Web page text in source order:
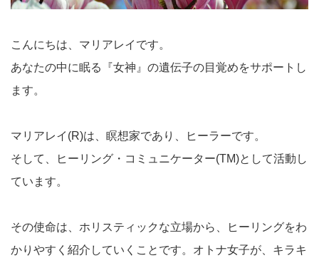
こんにちは、マリアレイです。
あなたの中に眠る『女神』の遺伝子の目覚めをサポートし
ます。
マリアレイ(R)は、瞑想家であり、ヒーラーです。
そして、ヒーリング・コミュニケーター(TM)として活動し
ています。
その使命は、ホリスティックな立場から、ヒーリングをわ
かりやすく紹介していくことです。オトナ女子が、キラキ